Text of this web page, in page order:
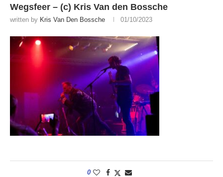
Wegsfeer – (c) Kris Van den Bossche
written by Kris Van Den Bossche 01/10/2023
0